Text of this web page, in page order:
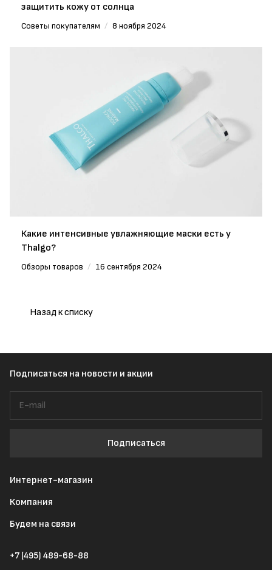
защитить кожу от солнца
Советы покупателям / 8 ноября 2024
Какие интенсивные увлажняющие маски есть у
Thalgo?
Обзоры товаров / 16 сентября 2024
Назад к списку
Подписаться на новости и акции
Подписаться
Интернет-магазин
Компания
Будем на связи
+7 (495) 489-68-88